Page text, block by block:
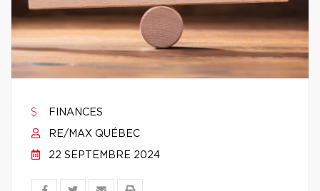
FINANCES
RE/MAX QUÉBEC
22 SEPTEMBRE 2024